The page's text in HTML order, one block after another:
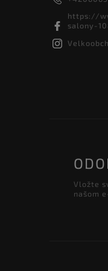
https://
salony-
Vložte
našom